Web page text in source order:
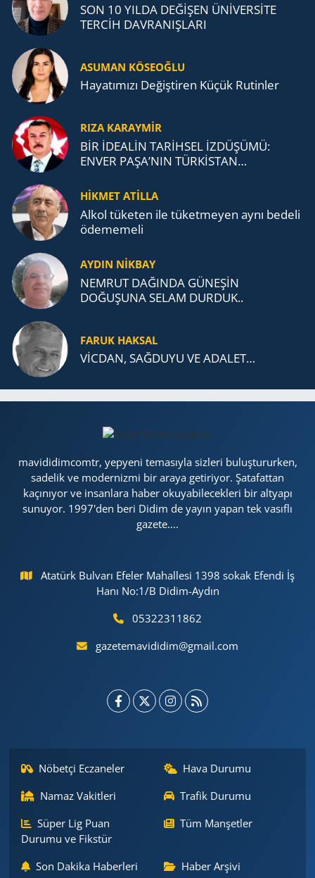
SON 10 YILDA DEĞİŞEN ÜNİVERSİTE
TERCİH DAVRANIŞLARI
ASUMAN KÖSEOĞLU
Ha­ya­tı­mı­zı De­ğiş­ti­ren Küçük Ru­tin­ler
RIZA KARAYMIR
BİR İDEALİN TARİHSEL İZDÜŞÜMÜ:
ENVER PAŞA’NIN TÜRKİSTAN
TEŞKİLATI’NA UZANAN MİRASI
HİKMET ATİLLA
Alkol tü­ke­ten ile tü­ket­me­yen aynı be­de­li
öde­me­me­li
AYDIN NİKBAY
NEMRUT DAĞINDA GÜNEŞİN
DOĞUŞUNA SELAM DURDUK..
FARUK HAKSAL
VİCDAN, SAĞ­DU­YU VE ADA­LET…
mavididimcomtr, yepyeni temasıyla sizleri buluştururken,
sadelik ve modernizmi bir araya getiriyor. Şatafattan
kaçınıyor ve insanlara haber okuyabilecekleri bir altyapı
sunuyor. 1997'den beri Didim de yayın yapan tek vasıflı
gazete....
Atatürk Bulvarı Efeler Mahallesi 1398 sokak Efendi İş
Hanı No:1/B Didim-Aydın
05322311862
gazetemavididim@gmail.com
Nöbetçi Eczaneler
Hava Durumu
Namaz Vakitleri
Trafik Durumu
Süper Lig Puan
Durumu ve Fikstür
Tüm Manşetler
Son Dakika Haberleri Haber Arşivi